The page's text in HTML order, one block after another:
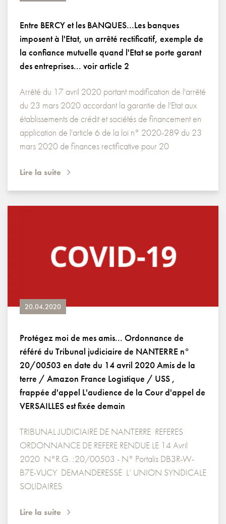
Entre BERCY et les BANQUES...Les banques
imposent à l'Etat, un arrêté rectificatif, exemple de
la confiance mutuelle quand l'Etat se porte garant
des entreprises... voir article 2
Arrêté du 17 avril 2020 portant modification de l'arrêté
du 23 mars 2020 accordant la garantie de l'Etat aux
établissements de crédit et sociétés de financement en
application de l'article 6 de la loi n° 2020-289 du 23
mars 2020 de finances rectificative pour 20
Lire la suite
20.04.2020
Protégez moi de mes amis... Ordonnance de
référé du Tribunal judiciaire de NANTERRE n°
20/00503 en date du 14 avril 2020 Amis de la
terre / Amazon France Logistique / USS ,
frappée d'appel L'audience de la Cour d'appel de
VERSAILLES est fixée demain
TRIBUNAL JUDICIAIRE DE NANTERRE REFERES
ORDONNANCE DE REFERE RENDUE LE 14 Avril
2020 N°R.G. :20/00503 - N° Portalis DB3R-W-
B7E-VUCY DEMANDERESSE L’ UNION SYNDICALE
SOLIDAIRES
Lire la suite